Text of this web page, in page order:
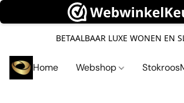
BETAALBAAR LUXE WONEN EN
Home Webshop